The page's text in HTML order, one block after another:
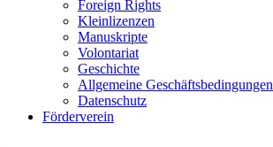
Foreign Rights
Kleinlizenzen
Manuskripte
Volontariat
Geschichte
Allgemeine Geschäftsbedingungen
Datenschutz
Förderverein